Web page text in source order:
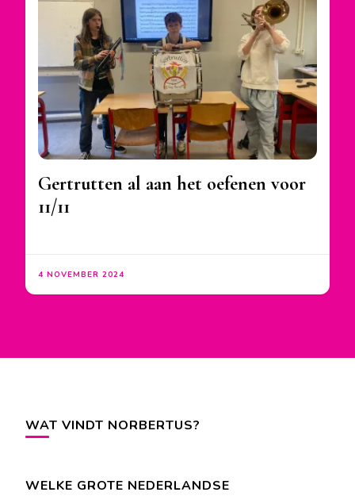
Gertrutten al aan het oefenen voor
11/11
4 NOVEMBER 2024
WAT VINDT NORBERTUS?
WELKE GROTE NEDERLANDSE